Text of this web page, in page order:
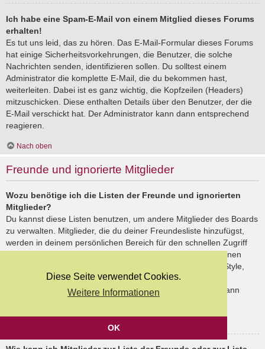
Diese Seite verwendet Cookies.
Weitere Informationen
OK
Ich habe eine Spam-E-Mail von einem Mitglied dieses Forums
erhalten!
Es tut uns leid, das zu hören. Das E-Mail-Formular dieses Forums
hat einige Sicherheitsvorkehrungen, die Benutzer, die solche
Nachrichten senden, identifizieren sollen. Du solltest einem
Administrator die komplette E-Mail, die du bekommen hast,
weiterleiten. Dabei ist es ganz wichtig, die Kopfzeilen (Headers)
mitzuschicken. Diese enthalten Details über den Benutzer, der die
E-Mail verschickt hat. Der Administrator kann dann entsprechend
reagieren.
Nach oben
Freunde und ignorierte Mitglieder
Wozu benötige ich die Listen der Freunde und ignorierten
Mitglieder?
Du kannst diese Listen benutzen, um andere Mitglieder des Boards
zu verwalten. Mitglieder, die du deiner Freundesliste hinzufügst,
werden in deinem persönlichen Bereich für den schnellen Zugriff
aufgelistet. Du siehst dort deren Onlinestatus und kannst ihnen
schnell eine Private Nachricht senden. Abhängig von dem Style,
den du verwendest, können Beiträge deiner Freunde auch
hervorgehoben sein. Wenn du einen Benutzer ignorierst, dann